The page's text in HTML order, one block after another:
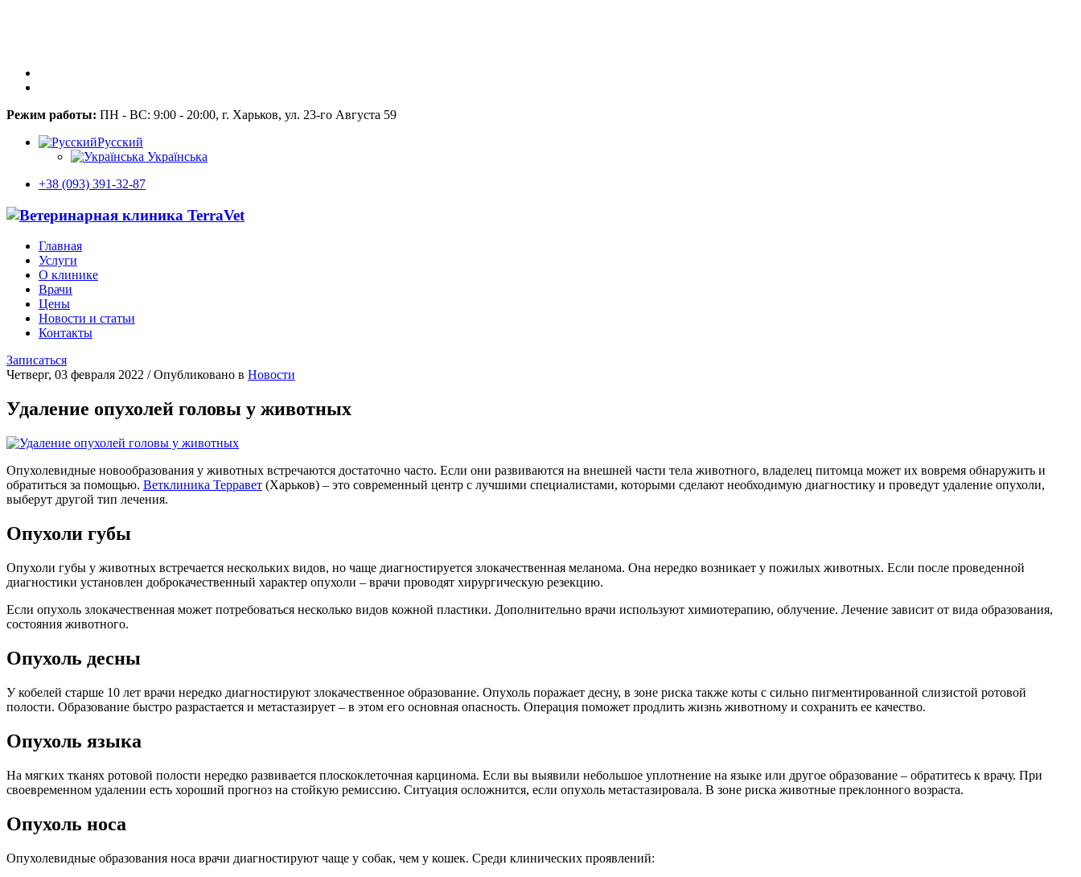
Режим работы: ПН - ВС: 9:00 - 20:00, г. Харьков, ул. 23-го Августа 59
Русский
Українська
+38 (093) 391-32-87
Главная
Услуги
О клинике
Врачи
Цены
Новости и статьи
Контакты
Записаться
Четверг, 03 февраля 2022 /Опубликовано в Новости
Удаление опухолей головы у животных
Опухолевидные новообразования у животных встречаются достаточно часто. Если они развиваются на внешней части тела животного, владелец питомца может их вовремя обнаружить и
обратиться за помощью. Ветклиника Терравет (Харьков) – это современный центр с лучшими специалистами, которыми сделают необходимую диагностику и проведут удаление опухоли,
выберут другой тип лечения.
Опухоли губы
Опухоли губы у животных встречается нескольких видов, но чаще диагностируется злокачественная меланома. Она нередко возникает у пожилых животных. Если после проведенной
диагностики установлен доброкачественный характер опухоли – врачи проводят хирургическую резекцию.
Если опухоль злокачественная может потребоваться несколько видов кожной пластики. Дополнительно врачи используют химиотерапию, облучение. Лечение зависит от вида образования,
состояния животного.
Опухоль десны
У кобелей старше 10 лет врачи нередко диагностируют злокачественное образование. Опухоль поражает десну, в зоне риска также коты с сильно пигментированной слизистой ротовой
полости. Образование быстро разрастается и метастазирует – в этом его основная опасность. Операция поможет продлить жизнь животному и сохранить ее качество.
Опухоль языка
На мягких тканях ротовой полости нередко развивается плоскоклеточная карцинома. Если вы выявили небольшое уплотнение на языке или другое образование – обратитесь к врачу. При
своевременном удалении есть хороший прогноз на стойкую ремиссию. Ситуация осложнится, если опухоль метастазировала. В зоне риска животные преклонного возраста.
Опухоль носа
Опухолевидные образования носа врачи диагностируют чаще у собак, чем у кошек. Среди клинических проявлений: